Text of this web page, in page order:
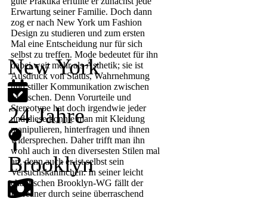
Erwartung seiner Familie. Doch dann
zog er nach New York um Fashion
Design zu studieren und zum ersten
Mal eine Entscheidung nur für sich
selbst zu treffen. Mode bedeutet für ihn
dabei weit mehr als Ästhetik; sie ist
Ausdruck von Status, Wahrnehmung
und stiller Kommunikation zwischen
Menschen. Denn Vorurteile und
Stereotype hat doch irgendwie jeder
und diese konnte man mit Kleidung
manipulieren, hinterfragen und ihnen
widersprechen. Daher trifft man ihn
wohl auch in den diversesten Stilen mal
an, denn auch er ist selbst sein
Versuchskaninchen. In seiner leicht
chaotischen Brooklyn-WG fällt der
Koreaner durch seine überraschend
New York
24 Jahre
Brooklyn